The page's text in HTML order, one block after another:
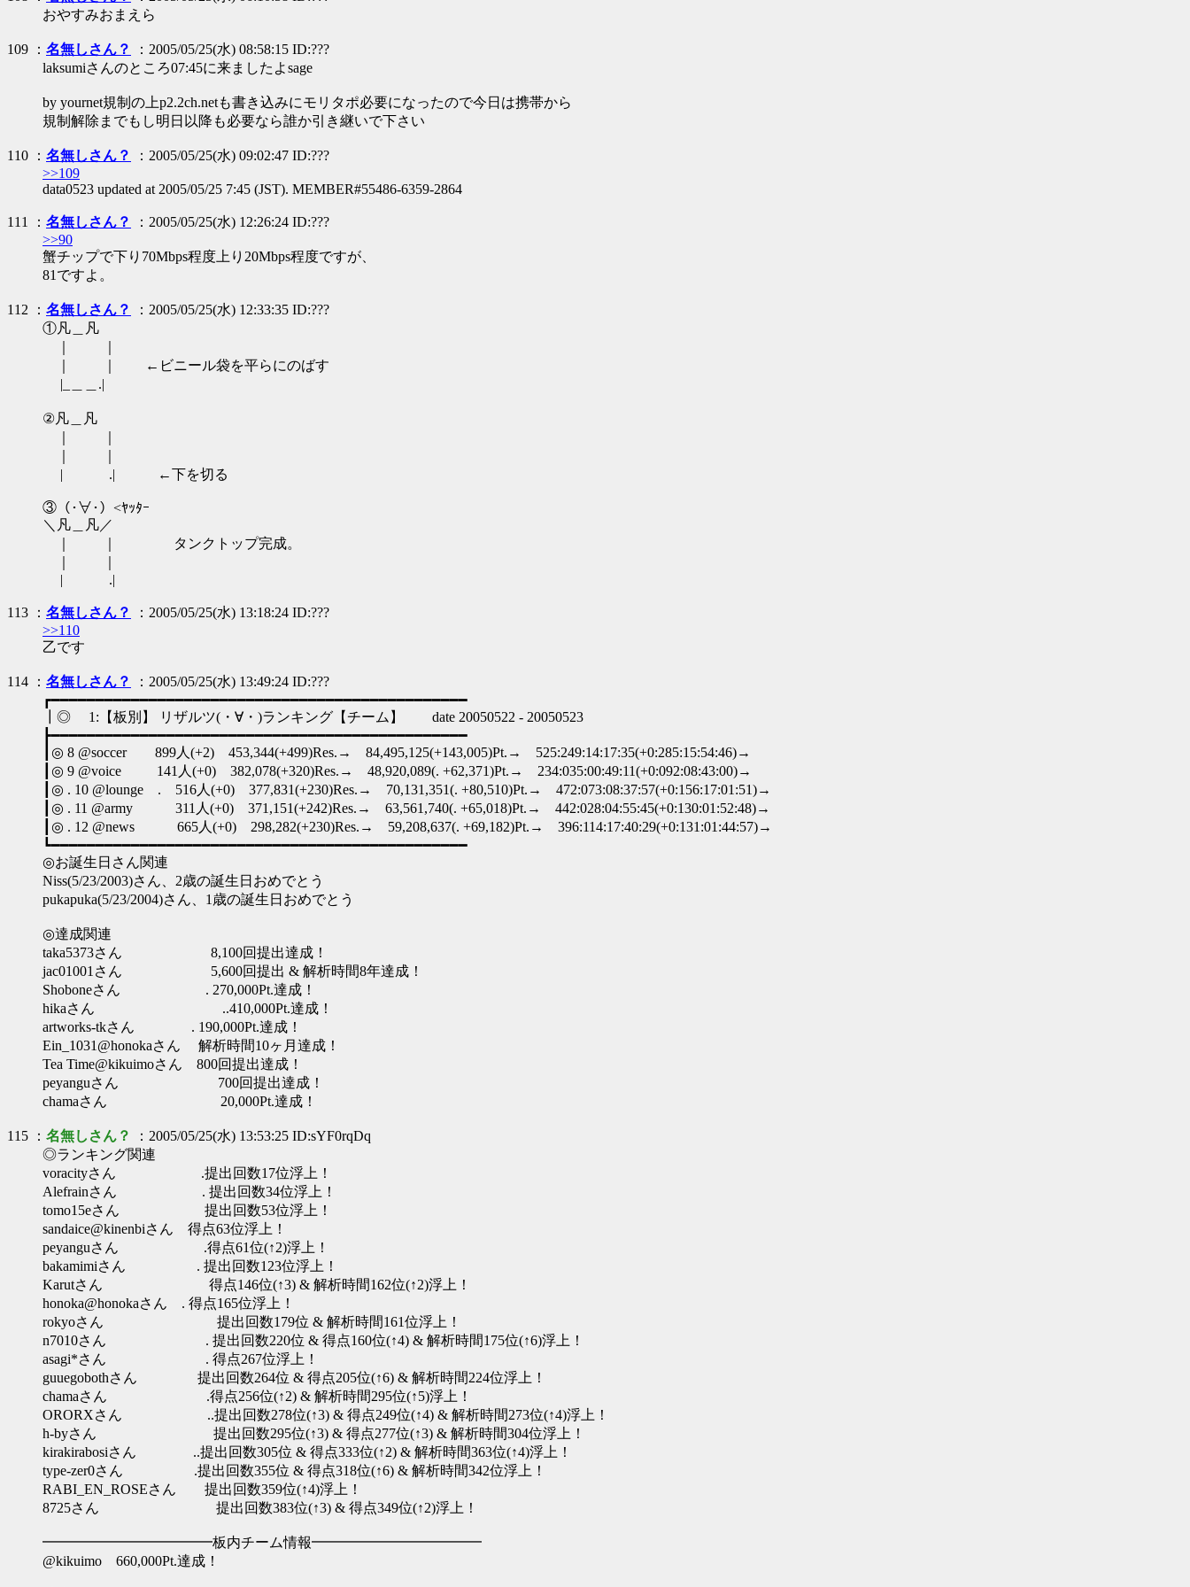
おやすみおまえら
109 ： 名無しさん？
：2005/05/25(水) 08:58:15 ID:???
laksumiさんのところ07:45に来ましたよsage
by yournet規制の上p2.2ch.netも書き込みにモリタポ必要になったので今日は携帯から
規制解除までもし明日以降も必要なら誰か引き継いで下さい
110 ： 名無しさん？
：2005/05/25(水) 09:02:47 ID:???
>>109
data0523 updated at 2005/05/25 7:45 (JST). MEMBER#55486-6359-2864
111 ： 名無しさん？
：2005/05/25(水) 12:26:24 ID:???
>>90
蟹チップで下り70Mbps程度上り20Mbps程度ですが、
81ですよ。
112 ： 名無しさん？
：2005/05/25(水) 12:33:35 ID:???
①凡＿凡
｜ ｜ ←ビニール袋を平らにのばす
|_＿＿.|
②凡＿凡
| .| ←下を切る
③（･∀･）<ﾔｯﾀｰ
＼凡＿凡／
｜ ｜ タンクトップ完成。
| .|
113 ： 名無しさん？
：2005/05/25(水) 13:18:24 ID:???
>>110
乙です
114 ： 名無しさん？
：2005/05/25(水) 13:49:24 ID:???
┏━━━━━━━━━━━━━━━━━━━━━━━━━━━━━━━━━━━━━━━━━━━━━━━
┃◎ 1:【板別】 リザルツ(・∀・)ランキング【チーム】 date 20050522 - 20050523
┣━━━━━━━━━━━━━━━━━━━━━━━━━━━━━━━━━━━━━━━━━━━━━━━
┃◎ 8 @soccer 899人(+2) 453,344(+499)Res.→ 84,495,125(+143,005)Pt.→ 525:249:14:17:35(+0:285:15:54:46)→
┃◎ 9 @voice 141人(+0) 382,078(+320)Res.→ 48,920,089(. +62,371)Pt.→ 234:035:00:49:11(+0:092:08:43:00)→
┃◎ . 10 @lounge . 516人(+0) 377,831(+230)Res.→ 70,131,351(. +80,510)Pt.→ 472:073:08:37:57(+0:156:17:01:51)→
┃◎ . 11 @army 311人(+0) 371,151(+242)Res.→ 63,561,740(. +65,018)Pt.→ 442:028:04:55:45(+0:130:01:52:48)→
┃◎ . 12 @news 665人(+0) 298,282(+230)Res.→ 59,208,637(. +69,182)Pt.→ 396:114:17:40:29(+0:131:01:44:57)→
┗━━━━━━━━━━━━━━━━━━━━━━━━━━━━━━━━━━━━━━━━━━━━━━━
◎お誕生日さん関連
Niss(5/23/2003)さん、2歳の誕生日おめでとう
pukapuka(5/23/2004)さん、1歳の誕生日おめでとう
◎達成関連
taka5373さん 8,100回提出達成！
jac01001さん 5,600回提出 & 解析時間8年達成！
Shoboneさん . 270,000Pt.達成！
hikaさん ..410,000Pt.達成！
artworks-tkさん . 190,000Pt.達成！
Ein_1031@honokaさん 解析時間10ヶ月達成！
Tea Time@kikuimoさん 800回提出達成！
peyanguさん 700回提出達成！
chamaさん 20,000Pt.達成！
115 ： 名無しさん？
：2005/05/25(水) 13:53:25 ID:sYF0rqDq
◎ランキング関連
voracityさん .提出回数17位浮上！
Alefrainさん . 提出回数34位浮上！
tomo15eさん 提出回数53位浮上！
sandaice@kinenbiさん 得点63位浮上！
peyanguさん .得点61位(↑2)浮上！
bakamimiさん . 提出回数123位浮上！
Karutさん 得点146位(↑3) & 解析時間162位(↑2)浮上！
honoka@honokaさん . 得点165位浮上！
rokyoさん 提出回数179位 & 解析時間161位浮上！
n7010さん . 提出回数220位 & 得点160位(↑4) & 解析時間175位(↑6)浮上！
asagi*さん . 得点267位浮上！
guuegobothさん 提出回数264位 & 得点205位(↑6) & 解析時間224位浮上！
chamaさん .得点256位(↑2) & 解析時間295位(↑5)浮上！
ORORXさん ..提出回数278位(↑3) & 得点249位(↑4) & 解析時間273位(↑4)浮上！
h-byさん 提出回数295位(↑3) & 得点277位(↑3) & 解析時間304位浮上！
kirakirabosiさん ..提出回数305位 & 得点333位(↑2) & 解析時間363位(↑4)浮上！
type-zer0さん .提出回数355位 & 得点318位(↑6) & 解析時間342位浮上！
RABI_EN_ROSEさん 提出回数359位(↑4)浮上！
8725さん 提出回数383位(↑3) & 得点349位(↑2)浮上！
━━━━━━━━━━━━板内チーム情報━━━━━━━━━━━━
@kikuimo 660,000Pt.達成！